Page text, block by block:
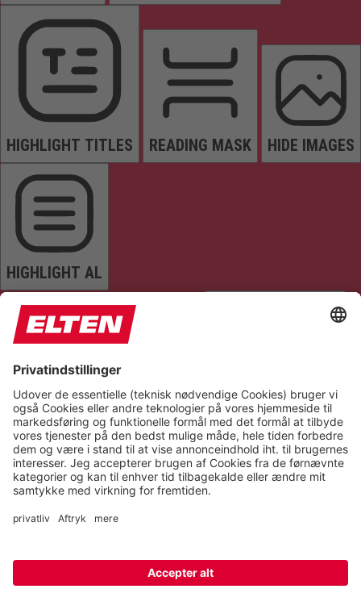
HIGHLIGHT TITLES READING MASK HIDE IMAGES
HIGHLIGHT AL
READ PAGE MUTE SOUNDS STOP ANIMATIONS
Reset Settings